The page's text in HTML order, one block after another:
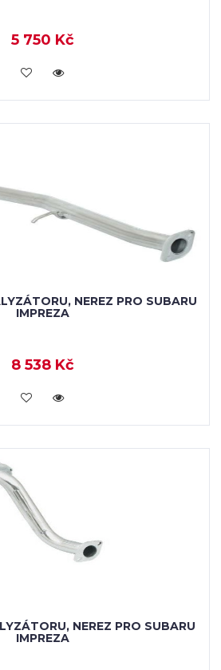
5 750 Kč
KOUPIT
NEREZ PRO SUBARU
IMPREZA
8 538 Kč
KOUPIT
NEREZ PRO SUBARU
IMPREZA